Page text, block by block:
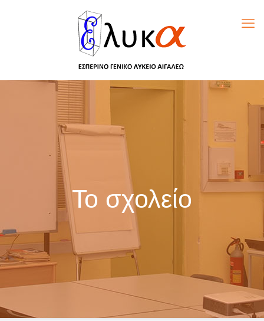
Το σχολείο